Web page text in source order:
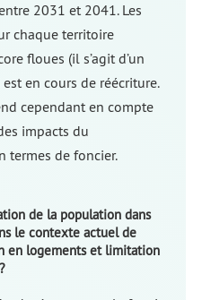
2031 et 2041. Les
chaque territoire
floues (il s’agit d’un
en cours de réécriture.
cependant en compte
impacts du
termes de foncier.
de la population dans
le contexte actuel de
en logements et limitation